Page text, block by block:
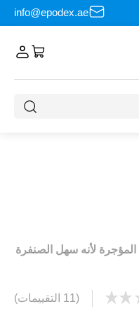
info@epodex.ae
لأنه سهل الصنفرة
(11 التقييمات)